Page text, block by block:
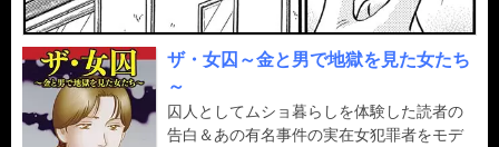
ザ・女囚～金と男で地獄を見た女たち
～
囚人としてムショ暮らしを体験した読者の
告白＆あの有名事件の実在女犯罪者をモデ